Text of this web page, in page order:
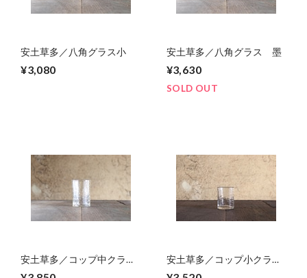
安土草多／八角グラス小
¥3,080
安土草多／八角グラス 墨
¥3,630
SOLD OUT
安土草多／コップ中クラッ
ク
安土草多／コップ小クラッ
ク